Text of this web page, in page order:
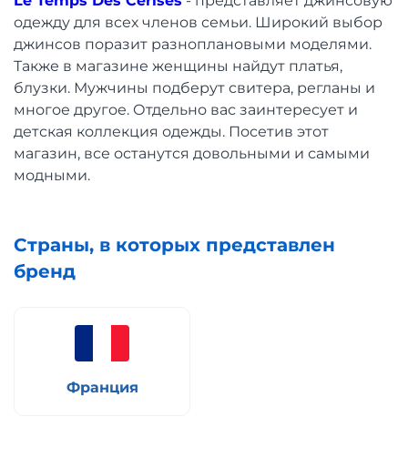
одежду для всех членов семьи. Широкий выбор
джинсов поразит разноплановыми моделями.
Также в магазине женщины найдут платья,
блузки. Мужчины подберут свитера, регланы и
многое другое. Отдельно вас заинтересует и
детская коллекция одежды. Посетив этот
магазин, все останутся довольными и самыми
модными.
Страны, в которых представлен
бренд
Франция